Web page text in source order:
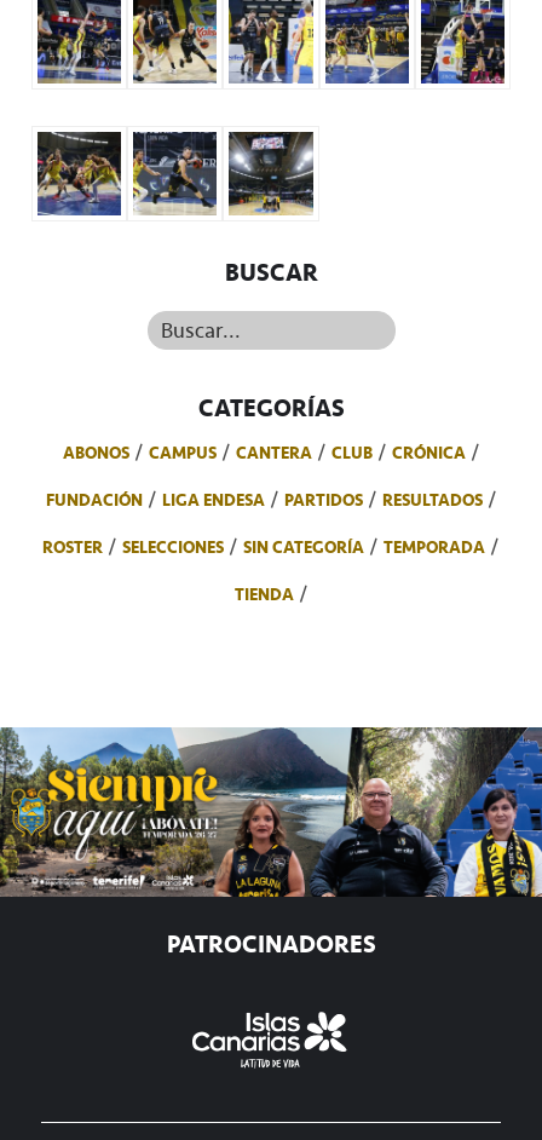
BUSCAR
Buscar...
CATEGORÍAS
ABONOS CAMPUS CANTERA CLUB
CRÓNICA
FUNDACIÓN
LIGA ENDESA PARTIDOS
RESULTADOS
ROSTER
SELECCIONES SIN CATEGORÍA
TEMPORADA
TIENDA
PATROCINADORES